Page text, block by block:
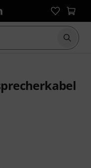
Suche
425 Kundenbewertungen